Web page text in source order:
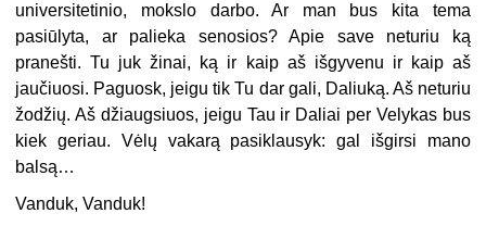
universitetinio, mokslo darbo. Ar man bus kita tema
pasiūlyta, ar palieka senosios? Apie save neturiu ką
pranešti. Tu juk žinai, ką ir kaip aš išgyvenu ir kaip aš
jaučiuosi. Paguosk, jeigu tik Tu dar gali, Daliuką. Aš neturiu
žodžių. Aš džiaugsiuos, jeigu Tau ir Daliai per Velykas bus
kiek geriau. Vėlų vakarą pasiklausyk: gal išgirsi mano
balsą…
Vanduk, Vanduk!